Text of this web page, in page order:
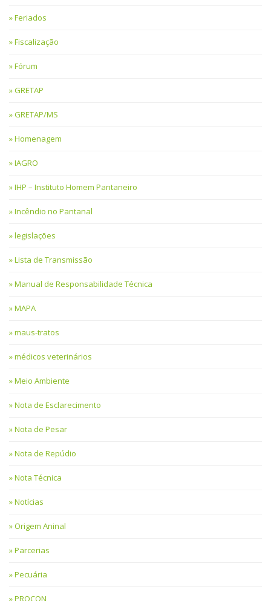
Feriados
Fiscalização
Fórum
GRETAP
GRETAP/MS
Homenagem
IAGRO
IHP – Instituto Homem Pantaneiro
Incêndio no Pantanal
legislações
Lista de Transmissão
Manual de Responsabilidade Técnica
MAPA
maus-tratos
médicos veterinários
Meio Ambiente
Nota de Esclarecimento
Nota de Pesar
Nota de Repúdio
Nota Técnica
Notícias
Origem Aninal
Parcerias
Pecuária
PROCON